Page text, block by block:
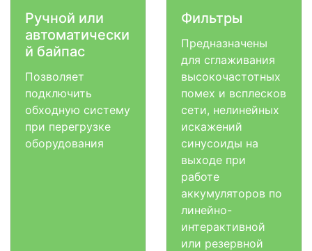
Ручной или
автоматически
й байпас
Позволяет
подключить
обходную систему
при перегрузке
оборудования
Фильтры
Предназначены
для сглаживания
высокочастотных
помех и всплесков
сети, нелинейных
искажений
синусоиды на
выходе при
работе
аккумуляторов по
линейно-
интерактивной
или резервной